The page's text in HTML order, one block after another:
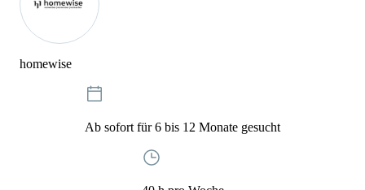
homewise
Ab sofort für 6 bis 12 Monate gesucht